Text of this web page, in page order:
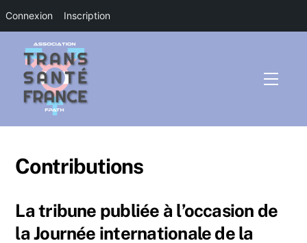
content
Connexion Inscription
Menu
Contributions
La tribune publiée à l’occasion de
la Journée internationale de la